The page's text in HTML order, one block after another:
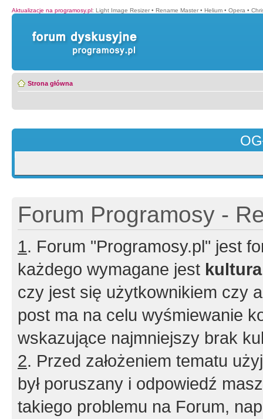
Aktualizacje na programosy.pl: Light Image Resizer • Rename Master • Helium • Opera •
Strona główna
Forum Programosy -
1. Forum "Programosy.pl" jest
każdego wymagane jest
czy jest się użytkownikiem czy
post ma na celu wyśmiewanie
wskazujące najmniejszy brak
2. Przed założeniem tematu
był poruszany i odpowiedź
takiego problemu na Forum,